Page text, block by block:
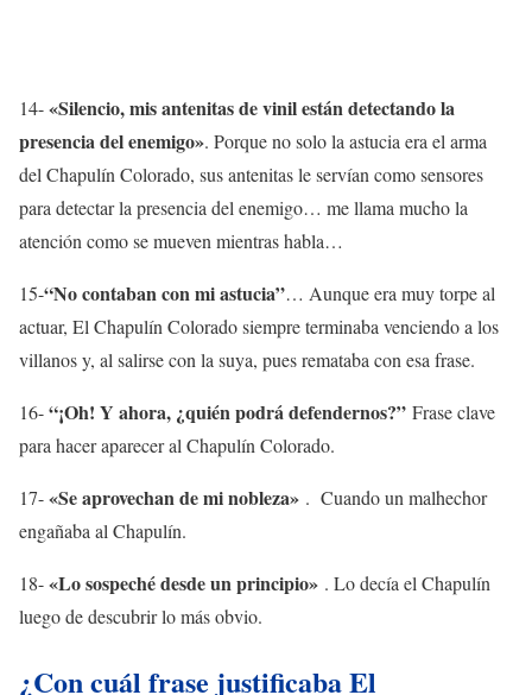
14-«Silencio, mis antenitas de vinil están detectando la
presencia del enemigo». Porque no solo la astucia era el arma
del Chapulín Colorado, sus antenitas le servían como sensores
para detectar la presencia del enemigo… me llama mucho la
atención como se mueven mientras habla…
15-“No contaban con mi astucia”… Aunque era muy torpe al
actuar, El Chapulín Colorado siempre terminaba venciendo a los
villanos y, al salirse con la suya, pues remataba con esa frase.
16-“¡Oh! Y ahora, ¿quién podrá defendernos?” Frase clave
para hacer aparecer al Chapulín Colorado.
17-«Se aprovechan de mi nobleza» . Cuando un malhechor
engañaba al Chapulín.
18-«Lo sospeché desde un principio» . Lo decía el Chapulín
luego de descubrir lo más obvio.
¿Con cuál frase justificaba El